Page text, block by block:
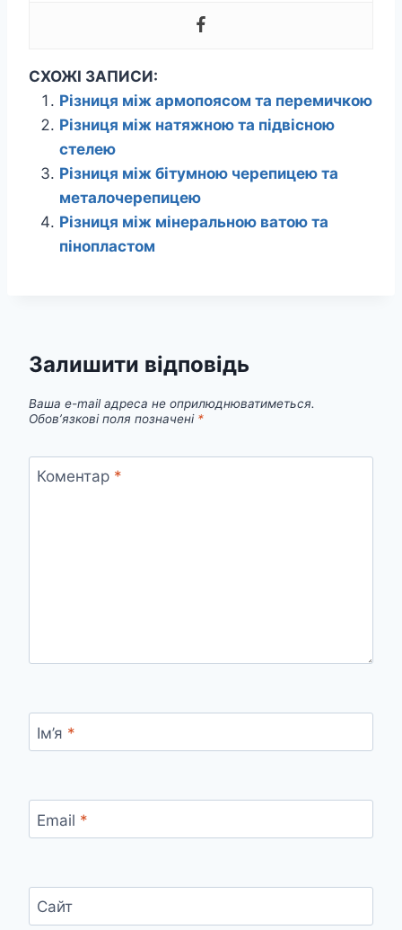
СХОЖІ ЗАПИСИ:
Різниця між армопоясом та перемичкою
Різниця між натяжною та підвісною
стелею
Різниця між бітумною черепицею та
металочерепицею
Різниця між мінеральною ватою та
пінопластом
Залишити відповідь
Ваша e-mail адреса не оприлюднюватиметься.
Обов’язкові поля позначені *
Коментар *
Ім’я *
Email *
Сайт